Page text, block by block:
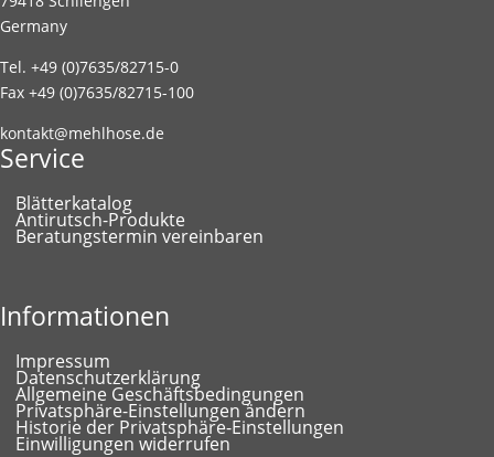
Germany
Tel. +49 (0)7635/82715-0
Fax +49 (0)7635/82715-100
kontakt@mehlhose.de
Service
Blätterkatalog
Antirutsch-Produkte
Beratungstermin vereinbaren
Informationen
Impressum
Datenschutzerklärung
Allgemeine Geschäftsbedingungen
Privatsphäre-Einstellungen ändern
Historie der Privatsphäre-Einstellungen
Einwilligungen widerrufen